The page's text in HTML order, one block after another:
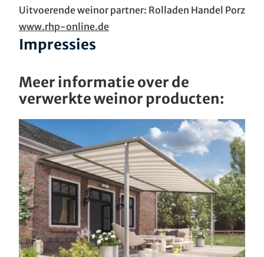
Uitvoerende weinor partner: Rolladen Handel Porz
www.rhp-online.de
Impressies
Meer informatie over de
verwerkte weinor producten: